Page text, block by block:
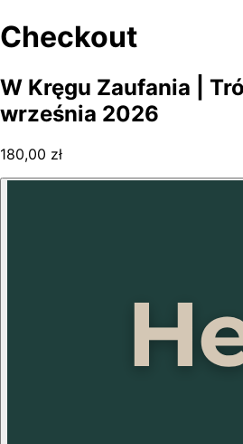
Checkout
W Kręgu Zaufania |
września 2026
180,00 zł